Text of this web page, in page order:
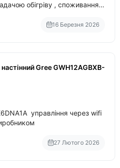
обігріву , споживання
16 Березня 2026
Gree GWH12AGBXB-
управління через wifi
27 Лютого 2026